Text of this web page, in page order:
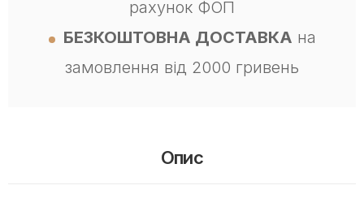
рахунок ФОП
БЕЗКОШТОВНА ДОСТАВКА на
замовлення від 2000 гривень
Опис